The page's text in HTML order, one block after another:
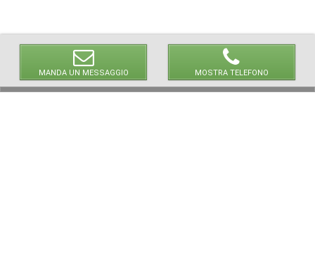
MANDA UN MESSAGGIO MOSTRA TELEFONO